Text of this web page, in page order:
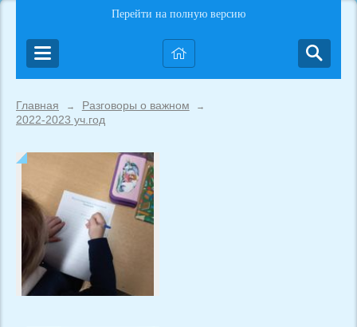
Перейти на полную версию
Главная → Разговоры о важном →
2022-2023 уч.год